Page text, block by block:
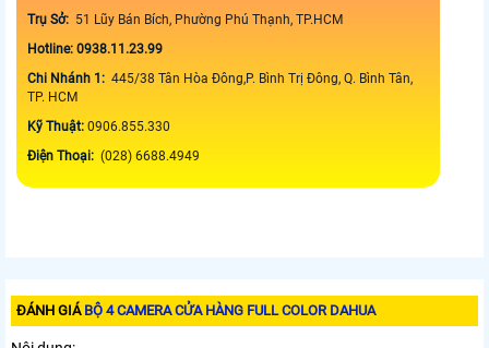
Trụ Sở: 51 Lũy Bán Bích, Phường Phú Thạnh, TP.HCM
Hotline: 0938.11.23.99
Chi Nhánh 1: 445/38 Tân Hòa Đông,P. Bình Trị Đông, Q. Bình Tân,
TP. HCM
Kỹ Thuật: 0906.855.330
Điện Thoại: (028) 6688.4949
ĐÁNH GIÁ BỘ 4 CAMERA CỬA HÀNG FULL COLOR DAHUA